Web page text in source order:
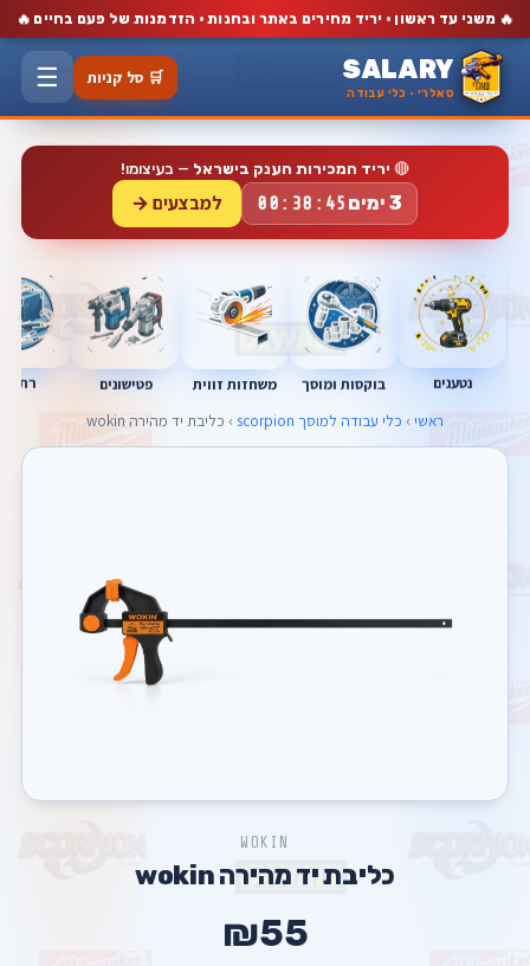
🔥 משני עד ראשון · יריד מחירים באתר ובחנות · הזדמנות של פעם בחיים 🔥
SALARY
סאלרי · כלי עבודה
🛒 סל קניות ☰
🔴 יריד המכירות הענק בישראל — בעיצומו!
3 ימים 00:38:44 למבצעים →
נטענים בוקסות ומוסך משחזות זווית פטישונים
ראשי › כלי עבודה למוסך scorpion › כליבת יד מהירה wokin
WOKIN
כליבת יד מהירה wokin
₪55